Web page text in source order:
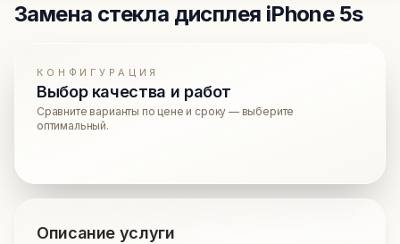
Замена стекла дисплея iPhone 5s
КОНФИГУРАЦИЯ
Выбор качества и работ
Сравните варианты по цене и сроку — выберите
оптимальный.
Описание услуги